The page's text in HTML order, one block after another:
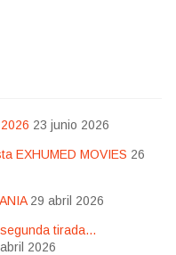
23 junio 2026
EXHUMED MOVIES 26
29 abril 2026
segunda tirada…
2026